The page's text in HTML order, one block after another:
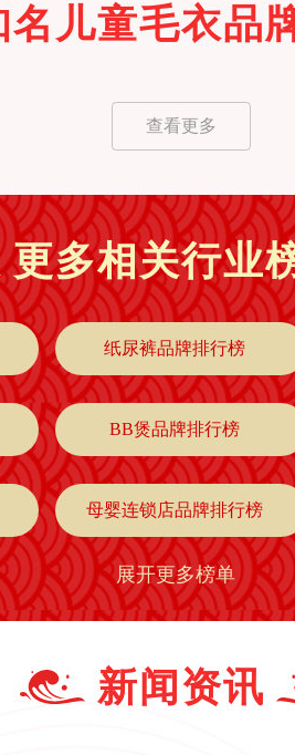
名 儿童毛衣品
查看更多
更多相关行业
纸尿裤品牌排行榜
BB煲品牌排行榜
母婴连锁店品牌排行榜
婴儿内衣品牌排行榜
婴儿抱被品牌排行榜
展开更多榜单
新闻资讯